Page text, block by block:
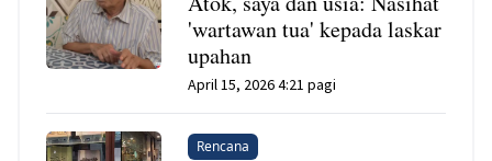
'wartawan tua' kepada laskar
upahan
April 15, 2026 4:21 pagi
Rencana